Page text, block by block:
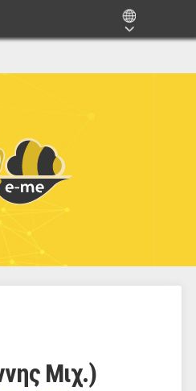
Μιχ.)